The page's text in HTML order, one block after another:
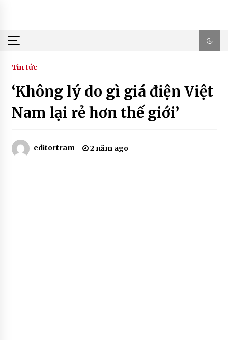
Tin tức
‘Không lý do gì giá điện Việt
Nam lại rẻ hơn thế giới’
editortram 2 năm ago